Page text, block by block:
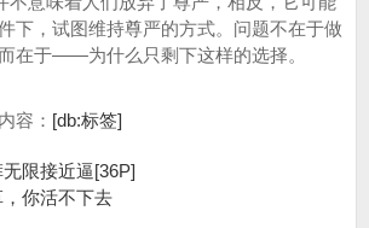
下，试图维持尊严的方式。问题不在于做
在于——为什么只剩下这样的选择。
容： [db:标签]
限接近逼[36P]
你活不下去